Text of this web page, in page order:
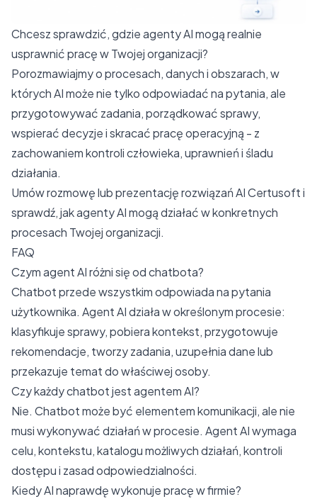
Chcesz sprawdzić, gdzie agenty AI mogą realnie
usprawnić pracę w Twojej organizacji?
Porozmawiajmy o procesach, danych i obszarach, w
których AI może nie tylko odpowiadać na pytania, ale
przygotowywać zadania, porządkować sprawy,
wspierać decyzje i skracać pracę operacyjną - z
zachowaniem kontroli człowieka, uprawnień i śladu
działania.
Umów rozmowę lub prezentację rozwiązań AI Certusoft i
sprawdź, jak agenty AI mogą działać w konkretnych
procesach Twojej organizacji.
FAQ
Czym agent AI różni się od chatbota?
Chatbot przede wszystkim odpowiada na pytania
użytkownika. Agent AI działa w określonym procesie:
klasyfikuje sprawy, pobiera kontekst, przygotowuje
rekomendacje, tworzy zadania, uzupełnia dane lub
przekazuje temat do właściwej osoby.
Czy każdy chatbot jest agentem AI?
Nie. Chatbot może być elementem komunikacji, ale nie
musi wykonywać działań w procesie. Agent AI wymaga
celu, kontekstu, katalogu możliwych działań, kontroli
dostępu i zasad odpowiedzialności.
Kiedy AI naprawdę wykonuje pracę w firmie?